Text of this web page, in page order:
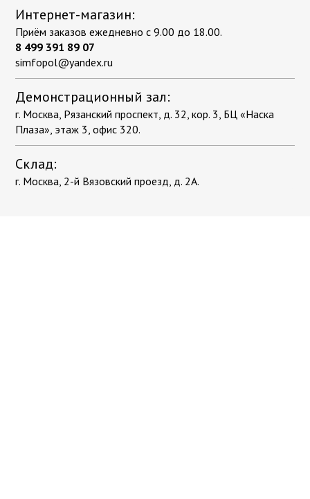
Интернет-магазин:
Приём заказов ежедневно с 9.00 до 18.00.
8 499 391 89 07
simfopol@yandex.ru
Демонстрационный зал:
г. Москва, Рязанский проспект, д. 32, кор. 3, БЦ «Наска
Плаза», этаж 3, офис 320.
Склад:
г. Москва, 2-й Вязовский проезд, д. 2А.